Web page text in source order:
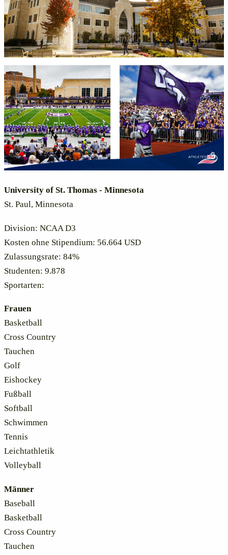
University of St. Thomas - Minnesota
St. Paul, Minnesota
Division: NCAA D3
Kosten ohne Stipendium: 56.664 USD
Zulassungsrate: 84%
Studenten: 9.878
Sportarten:
Frauen
Basketball
Cross Country
Tauchen
Golf
Eishockey
Fußball
Softball
Schwimmen
Tennis
Leichtathletik
Volleyball
Männer
Baseball
Basketball
Cross Country
Tauchen